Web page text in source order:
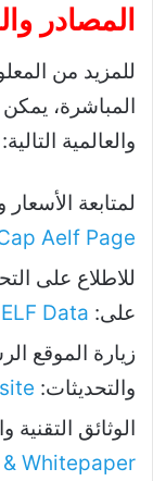
المصادر
للمزيد من
المباشرة، يمكن
والعالمية التالية:
لمتابعة
Aelf Page
للاطلاع على
على: Data
زيارة الموقع
والتحديثات:
الوثائق
Whitepaper